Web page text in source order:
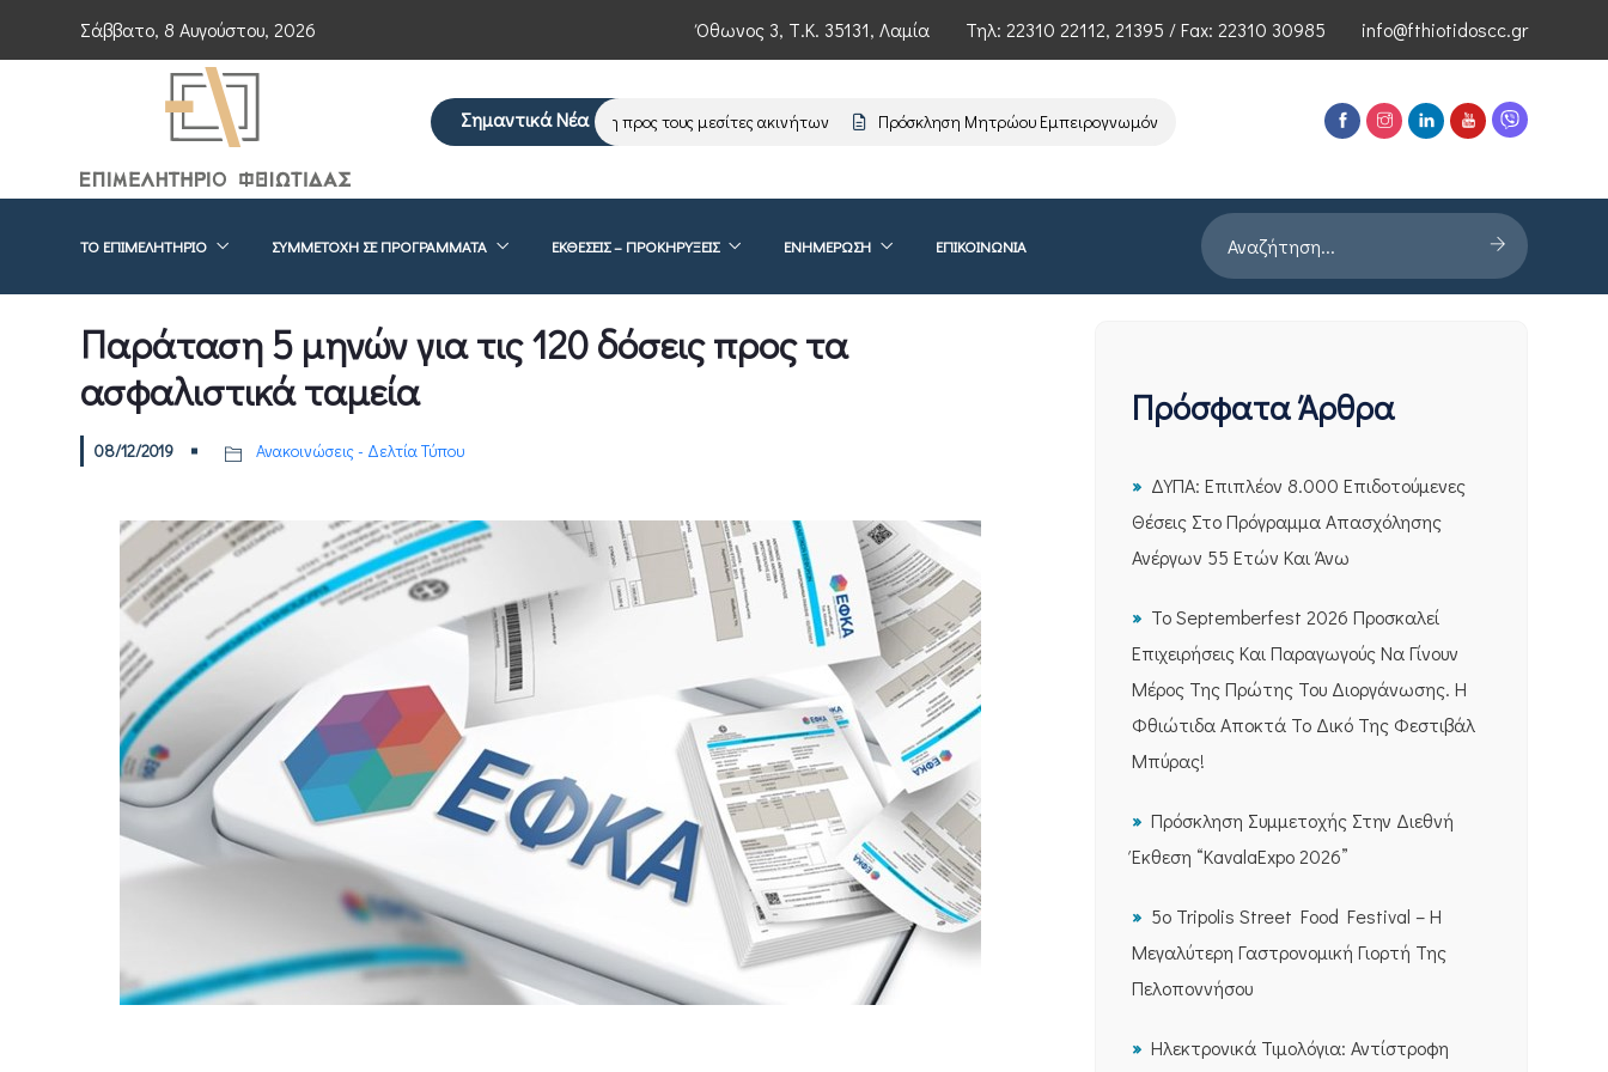
Σάββατο, 8 Αυγούστου, 2026 Όθωνος 3, Τ.Κ. 35131, Λαμία Τηλ: 22310 22112, 21395 / Fax: 22310 30985 info@fthiotidoscc.gr
Σημαντικά Νέα
Επείγουσα ενημέρωση προς τους μεσίτες ακινήτων Πρόσκληση Μητρώου Εμπειρογνωμόνων Τεχνολογιών Αιχμής του ΕΦΕΠΑΕ Παρουσίαση Έρευνας
ΤΟ ΕΠΙΜΕΛΗΤΉΡΙΟ ΣΥΜΜΕΤΟΧΉ ΣΕ ΠΡΟΓΡΆΜΜΑΤΑ ΕΚΘΕΣΕΙΣ – ΠΡΟΚΗΡΥΞΕΙΣ ΕΝΗΜΈΡΩΣΗ ΕΠΙΚΟΙΝΩΝΊΑ
Παράταση 5 μηνών για τις 120 δόσεις προς τα
ασφαλιστικά ταμεία
08/12/2019 Ανακοινώσεις - Δελτία Τύπου
Πρόσφατα Άρθρα
ΔΥΠΑ: Επιπλέον 8.000 Επιδοτούμενες
Θέσεις Στο Πρόγραμμα Απασχόλησης
Ανέργων 55 Ετών Και Άνω
Το Septemberfest 2026 Προσκαλεί
Επιχειρήσεις Και Παραγωγούς Να Γίνουν
Μέρος Της Πρώτης Του Διοργάνωσης. Η
Φθιώτιδα Αποκτά Το Δικό Της Φεστιβάλ
Μπύρας!
Πρόσκληση Συμμετοχής Στην Διεθνή
Έκθεση “KavalaExpo 2026”
5ο Tripolis Street Food Festival – Η
Μεγαλύτερη Γαστρονομική Γιορτή Της
Πελοποννήσου
Ηλεκτρονικά Τιμολόγια: Αντίστροφη